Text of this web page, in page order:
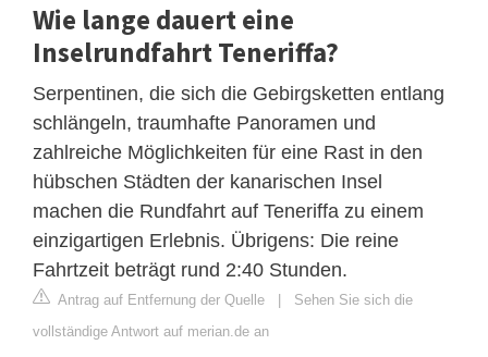
Wie lange dauert eine
Inselrundfahrt Teneriffa?
Serpentinen, die sich die Gebirgsketten entlang
schlängeln, traumhafte Panoramen und
zahlreiche Möglichkeiten für eine Rast in den
hübschen Städten der kanarischen Insel
machen die Rundfahrt auf Teneriffa zu einem
einzigartigen Erlebnis. Übrigens: Die reine
Fahrtzeit beträgt rund 2:40 Stunden.
Antrag auf Entfernung der Quelle | Sehen Sie sich die
vollständige Antwort auf merian.de an